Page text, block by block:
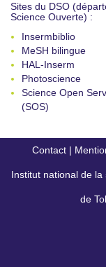
Sites du DSO
Science Ouverte) :
Insermbiblio
MeSH bilingue
HAL-Inserm
Photoscience
Science Open
(SOS)
Contact |
Institut national de
de